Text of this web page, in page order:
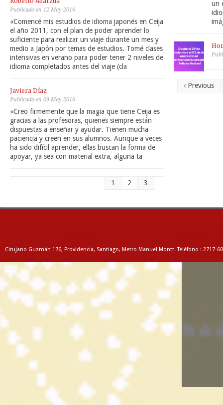
Publicado en 12 May 2016
«Comencé mis estudios de idioma japonés en Ceija
el año 2011, con el plan de poder aprender lo
suficiente para realizar un viaje durante un mes y
medio a Japón por temas de estudios. Tomé clases
intensivas en verano para poder tener 2 niveles de
idioma completados antes del viaje (cla
Javiera Díaz
Publicado en 09 May 2016
«Creo firmemente que la magia que tiene Ceija es
gracias a las profesoras, quienes siempre están
dispuestas a enseñar y ayudar. Tienen mucha
paciencia y creen en sus alumnos. Aunque a veces
ha sido difícil aprender, ellas buscan la forma de
apoyar, ya sea con material extra, alguna ta
1 2 3
un
‹ Previous
Cirujano Guzmán 176, Providencia, Santiago, Metro Manuel Montt. Teléfono : 2717-